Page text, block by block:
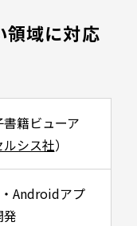
領域に対応
書籍ビューア
ルシス社）
Androidアプ
発